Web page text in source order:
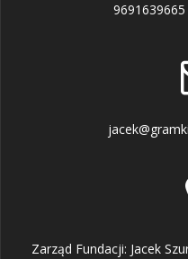
9691639665
Zarząd Fundacji: Jacek